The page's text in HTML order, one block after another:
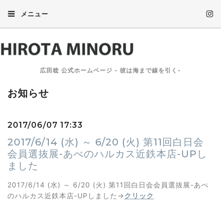
メニュー
広田稔 公式ホームページ - 彼は海まで線を引く-
お知らせ
2017/06/07 17:33
2017/6/14 (水) ～ 6/20 (火) 第11回白日会
会員選抜展-あべのハルカス近鉄本店-UPし
ました
2017/6/14 (水) ～ 6/20 (火) 第11回白日会会員選抜展-あべ
のハルカス近鉄本店-UPしました→クリック